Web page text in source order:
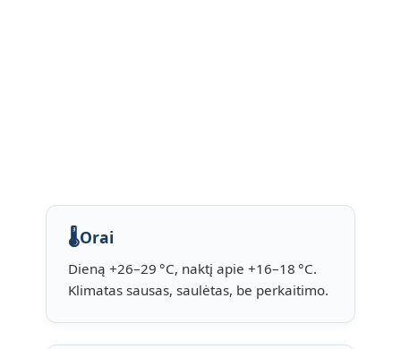
🌡️Orai
Dieną +26–29 °C, naktį apie +16–18 °C.
Klimatas sausas, saulėtas, be perkaitimo.